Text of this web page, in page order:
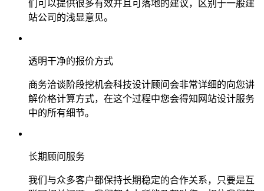
们可以提供很多有效并且可落地的建议，区别于一般建
站公司的浅显意见。
透明干净的报价方式
商务洽谈阶段挖机会科技设计顾问会非常详细的向您讲
解价格计算方式，在这个过程中您会得知网站设计服务
中的所有细节。
长期顾问服务
我们与众多客户都保持长期稳定的合作关系，只要是互